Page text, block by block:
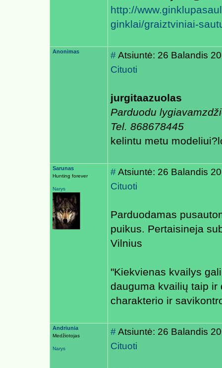
http://
ginklai/graiztviniai-
Anonimas #Atsiuntė: 26 Balandis
Cituoti
jurgitaazuolas
Parduodu
Tel. 868678445
kelintu metu
Sarunas
Hunting forever
Narys
#Atsiuntė: 26 Balandis
Cituoti
Parduodamas
puikus. Pertaisineja
Vilnius
"Kiekvienas kvailys
dauguma kvailių taip ir
charakterio ir
Andriunia
Medžiotojas
Narys
#Atsiuntė: 26 Balandis
Cituoti